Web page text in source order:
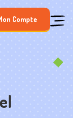
Compte